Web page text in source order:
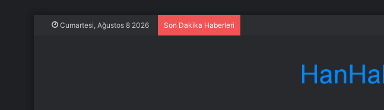
Cumartesi, Ağustos 8 2026 Son Dakika Haberleri